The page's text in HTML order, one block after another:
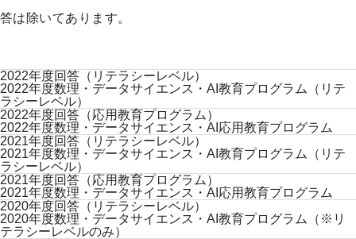
答は除いてあります。
2022年度回答（リテラシーレベル）
2022年度数理・データサイエンス・AI教育プログラム（リテ
ラシーレベル）
2022年度回答（応用教育プログラム）
2022年度数理・データサイエンス・AI応用教育プログラム
2021年度回答（リテラシーレベル）
2021年度数理・データサイエンス・AI教育プログラム（リテ
ラシーレベル）
2021年度回答（応用教育プログラム）
2021年度数理・データサイエンス・AI応用教育プログラム
2020年度回答（リテラシーレベル）
2020年度数理・データサイエンス・AI教育プログラム（※リ
テラシーレベルのみ）